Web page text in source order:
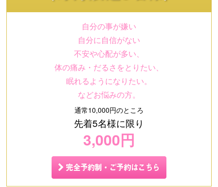
自分の事が嫌い
自分に自信がない
不安や心配が多い、
体の痛み・だるさをとりたい、
眠れるようになりたい。
などお悩みの方。
通常10,000円のところ
先着5名様に限り
3,000円